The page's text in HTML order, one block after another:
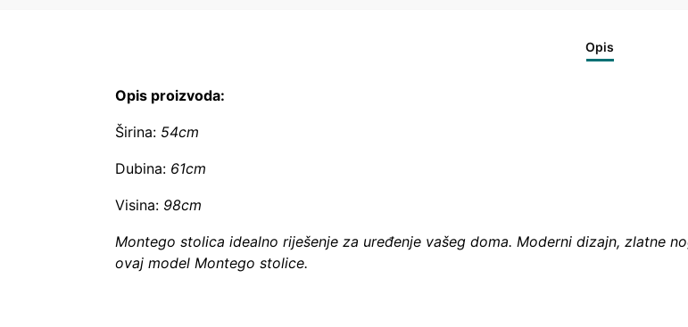
Opis
Opis proizvoda:
Širina: 54cm
Dubina: 61cm
Visina: 98cm
Montego stolica idealno riješenje za uređenje vašeg doma. Moderni dizajn, zlatne
ovaj model Montego stolice.